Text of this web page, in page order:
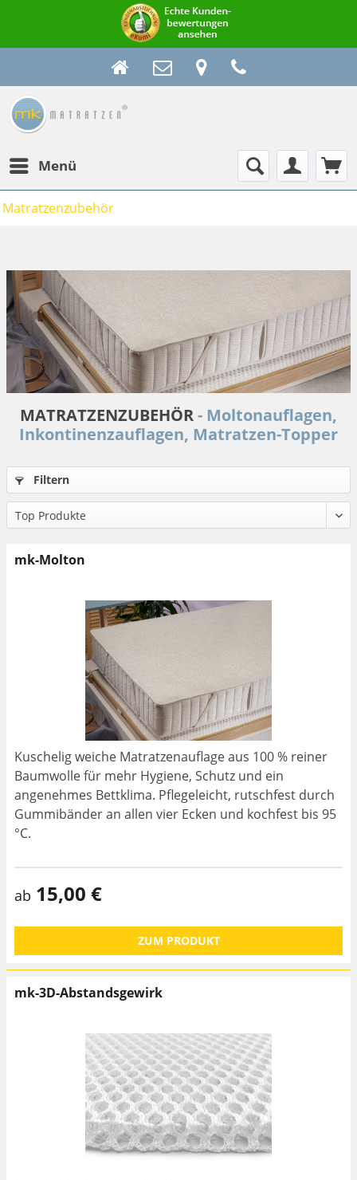
Menü
Matratzenzubehör
MATRATZENZUBEHÖR- Moltonauflagen,
Inkontinenzauflagen, Matratzen-Topper
Filtern
mk-Molton
Kuschelig weiche Matratzenauflage aus 100 % reiner
Baumwolle für mehr Hygiene, Schutz und ein
angenehmes Bettklima. Pflegeleicht, rutschfest durch
Gummibänder an allen vier Ecken und kochfest bis 95
°C.
ab 15,00 €
ZUM PRODUKT
mk-3D-Abstandsgewirk